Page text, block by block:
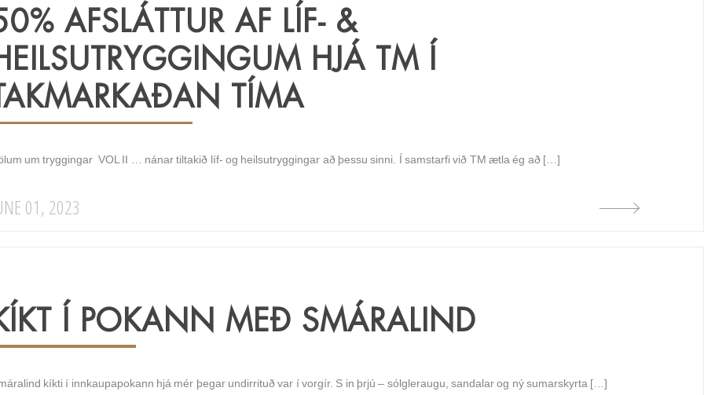
AFSLÁTTUR AF LÍF- &
HJÁ TM Í
TÍMA
um tryggingar VOL II … nánar tiltakið líf- og heilsutryggingar að þessu sinni. Í samstarfi við TM ætla ég að […]
01, 2023
Í POKANN MEÐ SMÁRALIND
kíkti í innkaupapokann hjá mér þegar undirrituð var í vorgír. S in þrjú – sólgleraugu, sandalar og ný sumarskyrta […]